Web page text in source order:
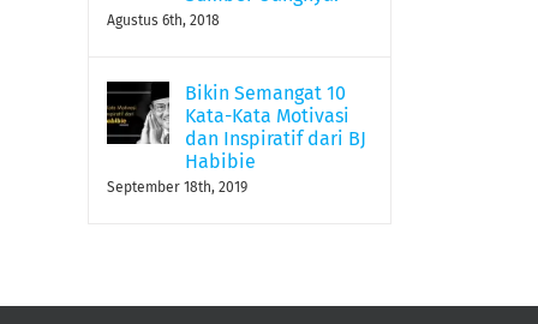
v1.0.0#10943 (04 Dec 2021)
Desember 4th, 2021 | 0 Comments
Agustus 6th, 2018
Bikin Semangat 10
Kata-Kata Motivasi
dan Inspiratif dari BJ
Habibie
September 18th, 2019